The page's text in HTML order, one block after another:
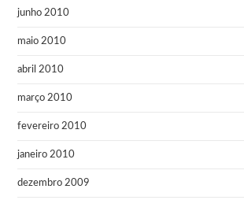
junho 2010
maio 2010
abril 2010
março 2010
fevereiro 2010
janeiro 2010
dezembro 2009